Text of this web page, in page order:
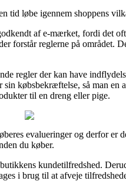
tid løbe igennem shoppens
af e-mærket, fordi det
forstår reglerne på
regler der kan have
sin købsbekræftelse, så man
til en dreng eller pige.
evalueringer og derfor
du køber.
kundetilfredshed.
i brug til at afveje